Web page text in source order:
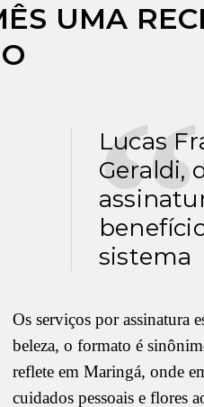
UMA
Lucas
Geraldi,
sistema
Os serviços por assinatura
beleza, o formato é
reflete em Maringá, onde
cuidados pessoais e flores